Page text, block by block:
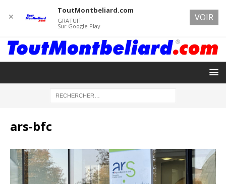
ars-bfc
✕
ToutMontbeliard.com
GRATUIT
Sur Google Play
VOIR